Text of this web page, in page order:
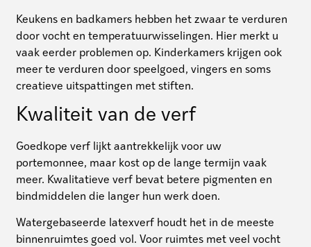
Keukens en badkamers hebben het zwaar te verduren
door vocht en temperatuurwisselingen. Hier merkt u
vaak eerder problemen op. Kinderkamers krijgen ook
meer te verduren door speelgoed, vingers en soms
creatieve uitspattingen met stiften.
Kwaliteit van de verf
Goedkope verf lijkt aantrekkelijk voor uw
portemonnee, maar kost op de lange termijn vaak
meer. Kwalitatieve verf bevat betere pigmenten en
bindmiddelen die langer hun werk doen.
Watergebaseerde latexverf houdt het in de meeste
binnenruimtes goed vol. Voor ruimtes met veel vocht